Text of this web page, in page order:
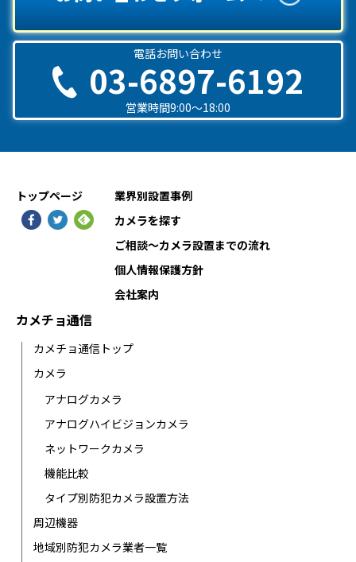
電話お問い合わせ
03-6897-6192
営業時間9:00〜18:00
トップページ
業界別設置事例
カメラを探す
ご相談〜カメラ設置までの流れ
個人情報保護方針
会社案内
カメチョ通信
カメチョ通信トップ
カメラ
アナログカメラ
アナログハイビジョンカメラ
ネットワークカメラ
機能比較
タイプ別防犯カメラ設置方法
周辺機器
地域別防犯カメラ業者一覧